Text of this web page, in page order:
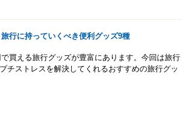
行に持っていくべき便利グッズ9種
買える旅行グッズが豊富にあります。今回は旅行
チストレスを解決してくれるおすすめの旅行グッ